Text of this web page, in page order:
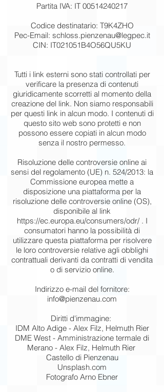
Partita IVA: IT 00514240217
Codice destinatario: T9K4ZHO
Pec-Email: schloss.pienzenau@legpec.it
CIN: ​ IT021051B4O56QU5KU
Tutti i link esterni sono stati controllati per
verificare la presenza di contenuti
giuridicamente scorretti al momento della
creazione del link. Non siamo responsabili
per questi link in alcun modo. I contenuti di
questo sito web sono protetti e non
possono essere copiati in alcun modo
senza il nostro permesso.
Risoluzione delle controversie online ai
sensi del regolamento (UE) n. 524/2013: la
Commissione europea mette a
disposizione una piattaforma per la
risoluzione delle controversie online (OS),
disponibile al link
https://ec.europa.eu/consumers/odr/. I
consumatori hanno la possibilità di
utilizzare questa piattaforma per risolvere
le loro controversie relative agli obblighi
contrattuali derivanti da contratti di vendita
o di servizio online.
Indirizzo e-mail del fornitore:
info@pienzenau.com
Diritti d'immagine:
IDM Alto Adige - Alex Filz, Helmuth Rier
DME West - Amministrazione termale di
Merano - Alex Filz, Helmuth Rier
Castello di Pienzenau
Unsplash.com
Fotografo Arno Ebner